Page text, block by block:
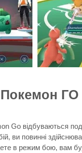
ГО
Go відбуваються
ви повинні
в режим бою, вам